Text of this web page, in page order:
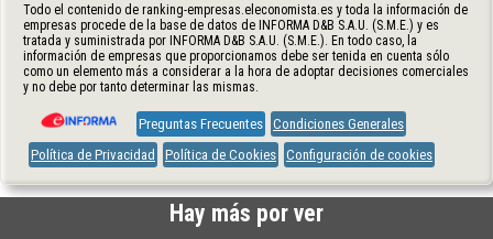
Todo el contenido de ranking-empresas.eleconomista.es y toda la información de
empresas procede de la base de datos de INFORMA D&B S.A.U. (S.M.E.) y es
tratada y suministrada por INFORMA D&B S.A.U. (S.M.E.). En todo caso, la
información de empresas que proporcionamos debe ser tenida en cuenta sólo
como un elemento más a considerar a la hora de adoptar decisiones comerciales
y no debe por tanto determinar las mismas.
Preguntas Frecuentes Condiciones Generales
Política de Privacidad
Política de Cookies Configuración de cookies
Hay más por ver